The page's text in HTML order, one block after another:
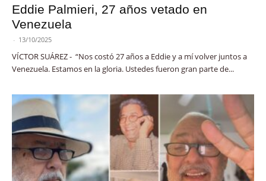
Eddie Palmieri, 27 años vetado en
Venezuela
- 13/10/2025
VÍCTOR SUÁREZ - “Nos costó 27 años a Eddie y a mí volver juntos a
Venezuela. Estamos en la gloria. Ustedes fueron gran parte de...